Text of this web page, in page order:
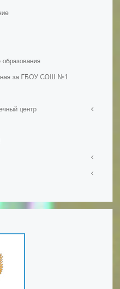
ресуры
за ГБОУ СОШ №1
центр
классы